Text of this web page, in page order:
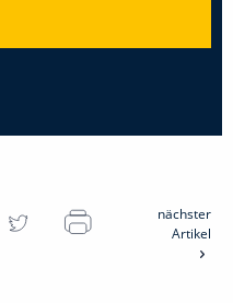
nächster
Artikel